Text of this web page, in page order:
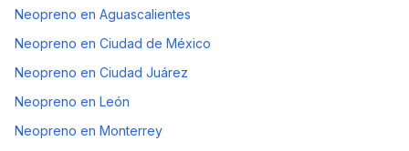
Neopreno en Aguascalientes
Neopreno en Ciudad de México
Neopreno en Ciudad Juárez
Neopreno en León
Neopreno en Monterrey